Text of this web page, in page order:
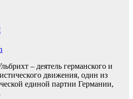
– деятель германского и
движения, один из
единой партии Германии,